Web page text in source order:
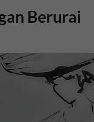
Berurai